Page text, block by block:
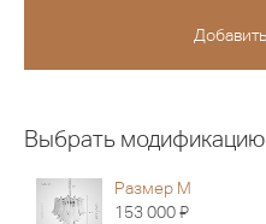
Выбрать модификацию
Размер M
153 000Я